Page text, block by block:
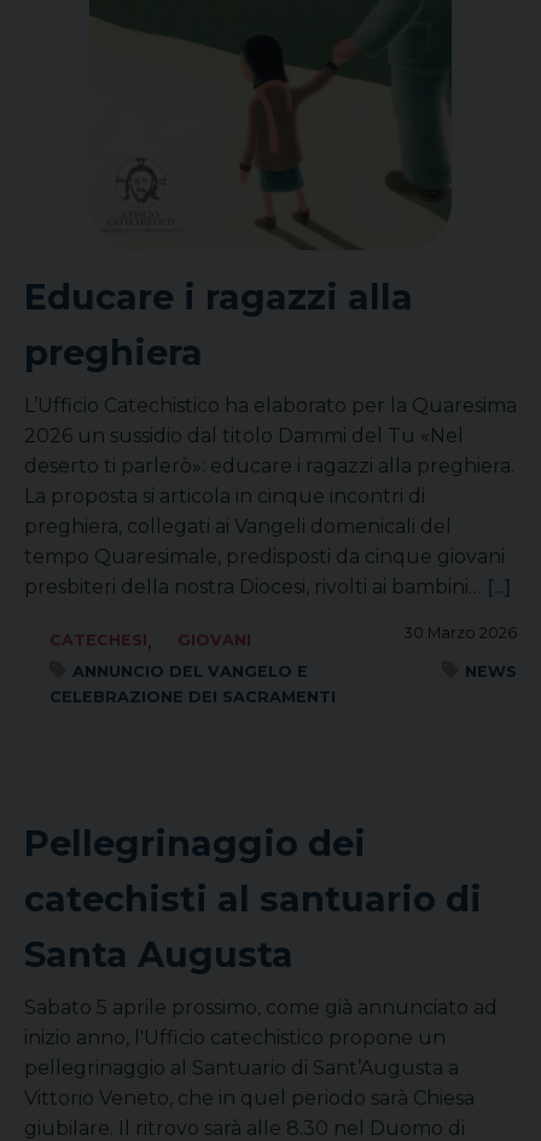
Educare i ragazzi alla
preghiera
L’Ufficio Catechistico ha elaborato per la Quaresima
2026 un sussidio dal titolo Dammi del Tu «Nel
deserto ti parlerò»: educare i ragazzi alla preghiera.
La proposta si articola in cinque incontri di
preghiera, collegati ai Vangeli domenicali del
tempo Quaresimale, predisposti da cinque giovani
presbiteri della nostra Diocesi, rivolti ai bambini… [...]
30 Marzo 2026
CATECHESI,
GIOVANI
ANNUNCIO DEL VANGELO E
CELEBRAZIONE DEI SACRAMENTI
NEWS
Pellegrinaggio dei
catechisti al santuario di
Santa Augusta
Sabato 5 aprile prossimo, come già annunciato ad
inizio anno, l'Ufficio catechistico propone un
pellegrinaggio al Santuario di Sant’Augusta a
Vittorio Veneto, che in quel periodo sarà Chiesa
giubilare. Il ritrovo sarà alle 8.30 nel Duomo di